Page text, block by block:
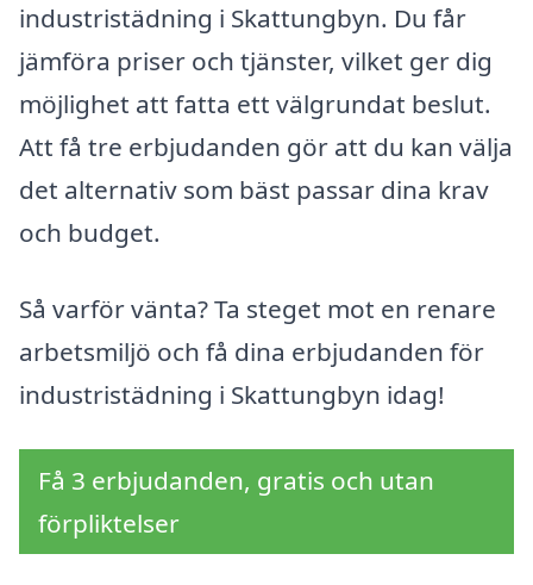
industristädning i Skattungbyn. Du får
jämföra priser och tjänster, vilket ger dig
möjlighet att fatta ett välgrundat beslut.
Att få tre erbjudanden gör att du kan välja
det alternativ som bäst passar dina krav
och budget.
Så varför vänta? Ta steget mot en renare
arbetsmiljö och få dina erbjudanden för
industristädning i Skattungbyn idag!
Få 3 erbjudanden, gratis och utan
förpliktelser